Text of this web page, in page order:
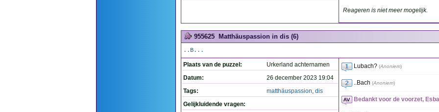
Reageren is niet meer mogelijk.
955625 Matthäuspassion in dis (6)
..B...
Plaats van de puzzel:
Urkerland achternamen
Datum:
26 december 2023 19:04
Tags:
matthäuspassion, dis
Gelijkluidende vragen:
Lubach? (Anoniem)
..Bach (Anoniem)
Bedankt voor de voorzet,